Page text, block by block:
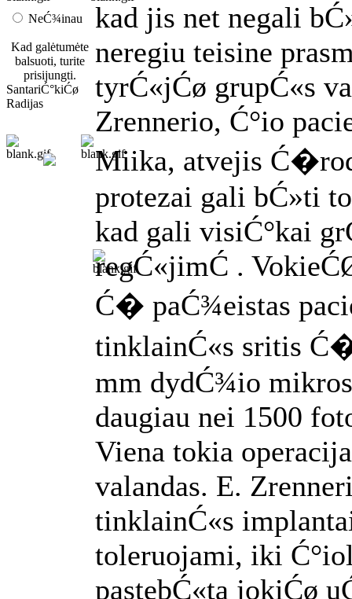
NeĆ¾inau
Kad galėtumėte
balsuoti, turite
prisijungti.
SantariĆ°kiĆø
Radijas
kad jis net negali
neregiu teisine
tyrĆ«jĆø grupĆ«s
Zrennerio, Ć°io
Miika, atvejis
protezai gali bĆ»ti
kad gali visiĆ°kai
regĆ«jimĆ .
Ć� paĆ¾eistas
tinklainĆ«s sritis
mm dydĆ¾io
daugiau nei 1500
Viena tokia
valandas. E.
tinklainĆ«s
toleruojami, iki
pastebĆ«ta jokiĆø